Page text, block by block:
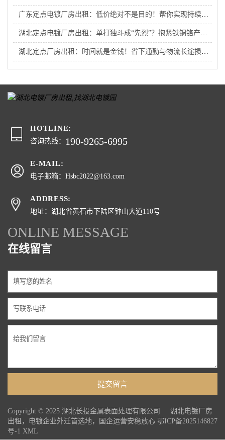
广东定点电镀厂房出租：低价绝对不是目的！帮你实现持续盈利才是国企初心！
湖北定点电镀厂房出租：单打独斗成“先烈”？抱紧铁铜铬产业链大腿才是王道！
湖北定点厂房出租：时间就是金钱！省下通勤与物流长途损耗，给企业赚出一座新工厂
HOTLINE:
咨询热线： 190-9265-6995
E-MAIL:
电子邮箱：Hsbc2022@163.com
ADDRESS:
地址：湖北省黄石市下陆区钟山大道110号
ONLINE MESSAGE
在线留言
Copyright © 2025 湖北长投金属表面处理有限公司 湖北电镀厂房
出租，电镀企业外迁首选地，国企运营安稳放心 鄂ICP备2025146827
号-1 XML